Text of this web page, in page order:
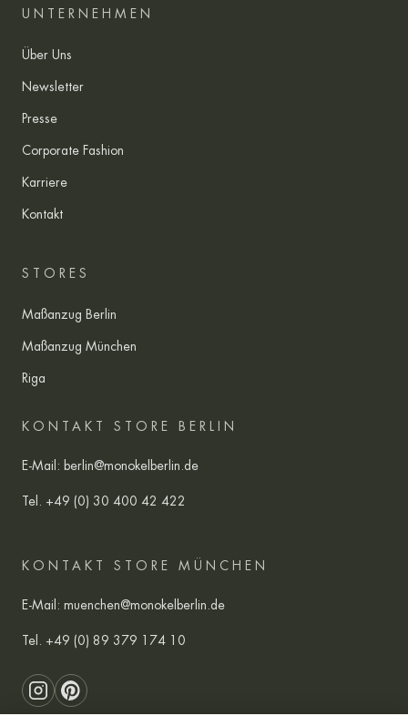
UNTERNEHMEN
Über Uns
Newsletter
Presse
Corporate Fashion
Karriere
Kontakt
STORES
Maßanzug Berlin
Maßanzug München
Riga
KONTAKT STORE BERLIN
E-Mail: berlin@monokelberlin.de
Tel. +49 (0) 30 400 42 422
KONTAKT STORE MÜNCHEN
E-Mail: muenchen@monokelberlin.de
Tel. +49 (0) 89 379 174 10